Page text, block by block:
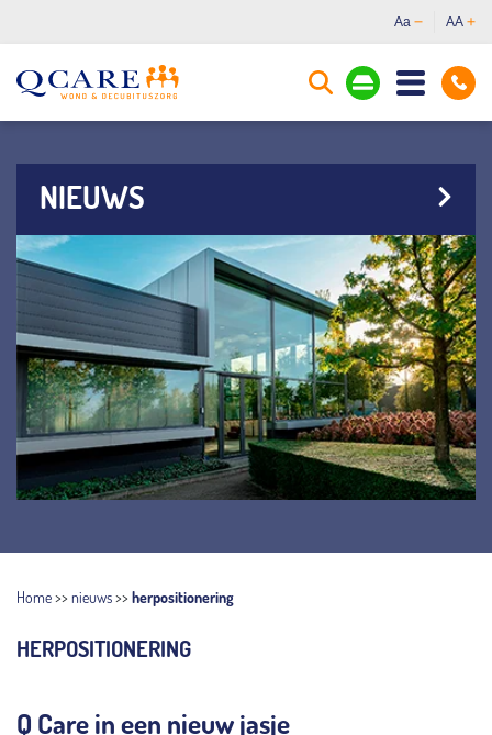
Aa AA
NIEUWS
Home>> nieuws>> herpositionering
HERPOSITIONERING
Q Care in een nieuw jasje